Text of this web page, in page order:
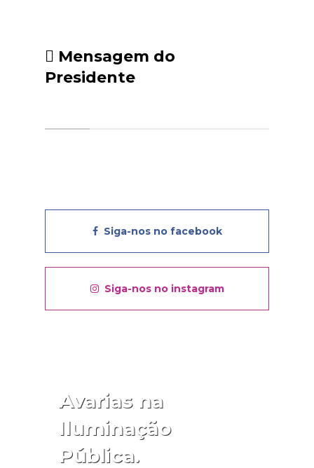
Mensagem do
Presidente
Siga-nos no facebook
Siga-nos no instagram
Avarias na
Iluminação
Pública.